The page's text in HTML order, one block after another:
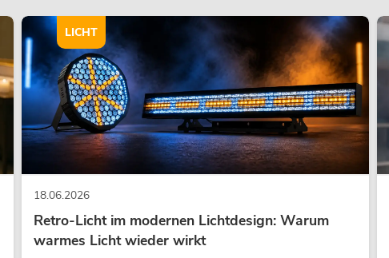
18.06.2026
Retro-Licht im modernen Lichtdesign: Warum
warmes Licht wieder wirkt
LICHT